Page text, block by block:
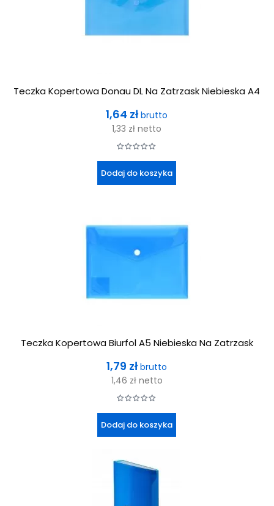
Teczka Kopertowa Donau DL Na Zatrzask Niebieska A4
Cena
1,64 zł brutto
1,33 zł netto
Dodaj do koszyka
Teczka Kopertowa Biurfol A5 Niebieska Na Zatrzask
Cena
1,79 zł brutto
1,46 zł netto
Dodaj do koszyka